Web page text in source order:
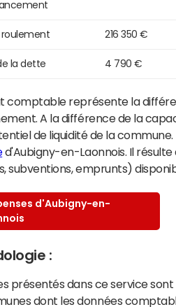
roulement 216 350 €
la dette 4 790 €
comptable représente la
A la différence de la
de liquidité de la commune.
d'Aubigny-en-Laonnois. Il
subventions, emprunts)
d'Aubigny-en-
:
présentés dans ce service
dont les données